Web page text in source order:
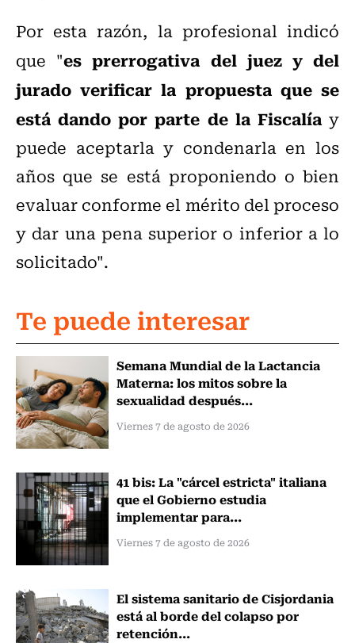
Por esta razón, la profesional indicó
que "es prerrogativa del juez y del
jurado verificar la propuesta que se
está dando por parte de la Fiscalíay
puede aceptarla y condenarla en los
años que se está proponiendo o bien
evaluar conforme el mérito del proceso
y dar una pena superior o inferior a lo
solicitado".
Te puede interesar
Semana Mundial de la Lactancia
Materna: los mitos sobre la
sexualidad después...
Viernes 7 de agosto de 2026
41 bis: La "cárcel estricta" italiana
que el Gobierno estudia
implementar para...
Viernes 7 de agosto de 2026
El sistema sanitario de Cisjordania
está al borde del colapso por
retención...